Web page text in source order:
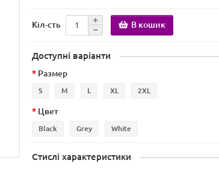
Кіл-сть В кошик
Доступні варіанти
Размер
S M L XL 2XL
Цвет
Black Grey White
Стислі характеристики